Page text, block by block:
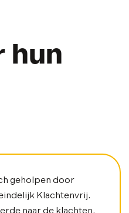
hun
geholpen door
Klachtenvrij.